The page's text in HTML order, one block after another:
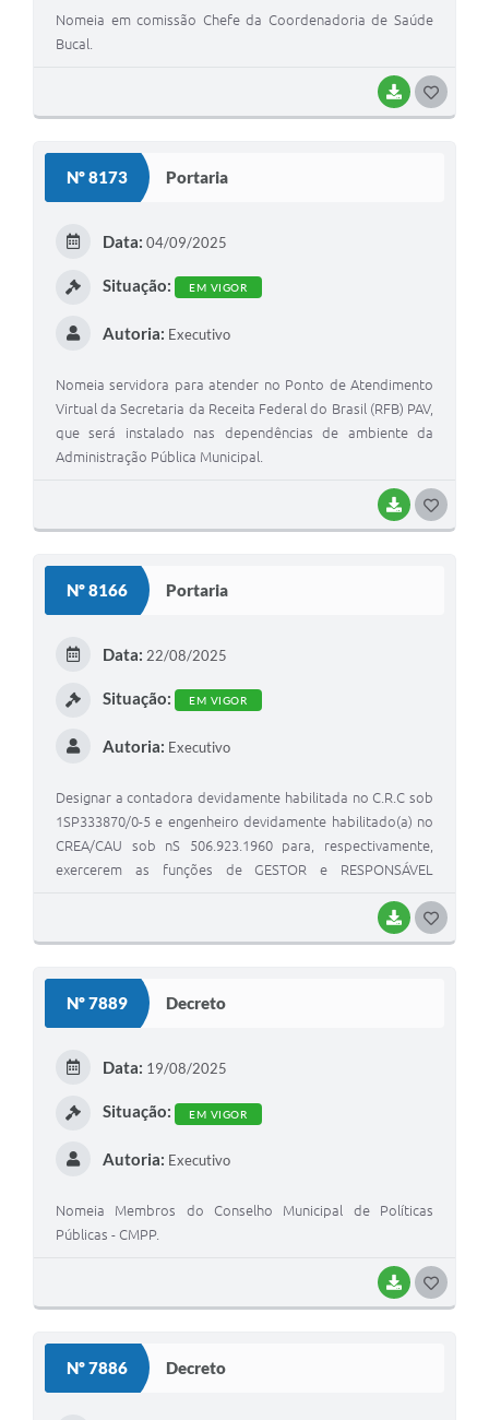
BAIXAR
Nomeia em comissão Chefe da Coordenadoria de Saúde
Bucal.
Nº 8173 Portaria
BAIXAR
Data: 04/09/2025
Situação: EM VIGOR
Autoria: Executivo
Nomeia servidora para atender no Ponto de Atendimento
Virtual da Secretaria da Receita Federal do Brasil (RFB) PAV,
que será instalado nas dependências de ambiente da
Administração Pública Municipal.
Nº 8166 Portaria
BAIXAR
Data: 22/08/2025
Situação: EM VIGOR
Autoria: Executivo
Designar a contadora devidamente habilitada no C.R.C sob
1SP333870/0-5 e engenheiro devidamente habilitado(a) no
CREA/CAU sob nS 506.923.1960 para, respectivamente,
exercerem as funções de GESTOR e RESPONSÁVEL
Governo e Relações Institucionais do Governo do Estado
de São Paulo.
Nº 7889 Decreto
BAIXAR
Data: 19/08/2025
Situação: EM VIGOR
Autoria: Executivo
Nomeia Membros do Conselho Municipal de Políticas
Públicas - CMPP.
Nº 7886 Decreto